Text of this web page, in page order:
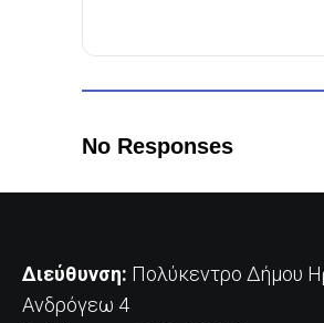
No Responses
Διεύθυνση: Πολύκεντρο Δήμου
Ανδρόγεω 4